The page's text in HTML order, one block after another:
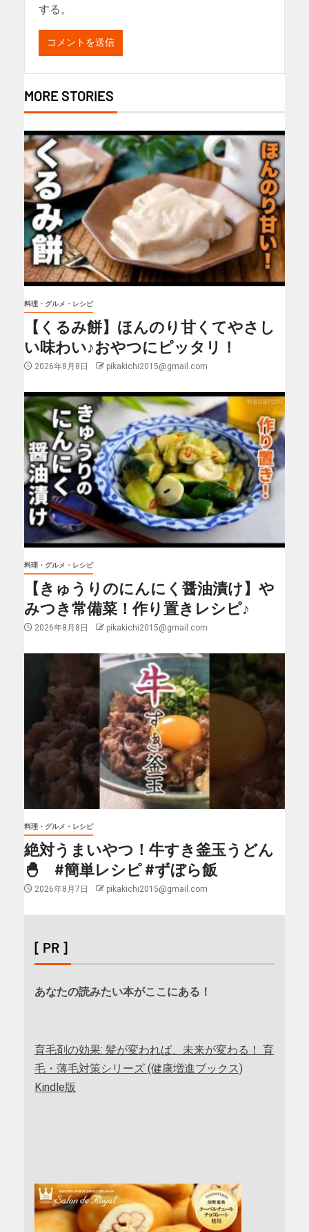
する。
MORE STORIES
料理・グルメ・レシピ
【くるみ餅】ほんのり甘くてやさし
い味わい♪おやつにピッタリ！
2026年8月8日 pikakichi2015@gmail.com
料理・グルメ・レシピ
【きゅうりのにんにく醤油漬け】や
みつき常備菜！作り置きレシピ♪
2026年8月8日 pikakichi2015@gmail.com
料理・グルメ・レシピ
絶対うまいやつ！牛すき釜玉うどん
🐣 #簡単レシピ #ずぼら飯
2026年8月7日 pikakichi2015@gmail.com
[ PR ]
あなたの読みたい本がここにある！
育毛剤の効果: 髪が変われば、未来が変わる！ 育
毛・薄毛対策シリーズ (健康増進ブックス)
Kindle版